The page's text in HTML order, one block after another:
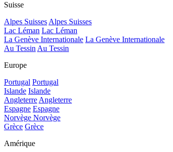
Suisse
Alpes SuissesAlpes Suisses
Lac Léman Lac Léman
La Genève Internationale La Genève Internationale
Au TessinAu Tessin
Europe
Portugal Portugal
Islande Islande
AngleterreAngleterre
Espagne Espagne
Norvège Norvège
Grèce Grèce
Amérique